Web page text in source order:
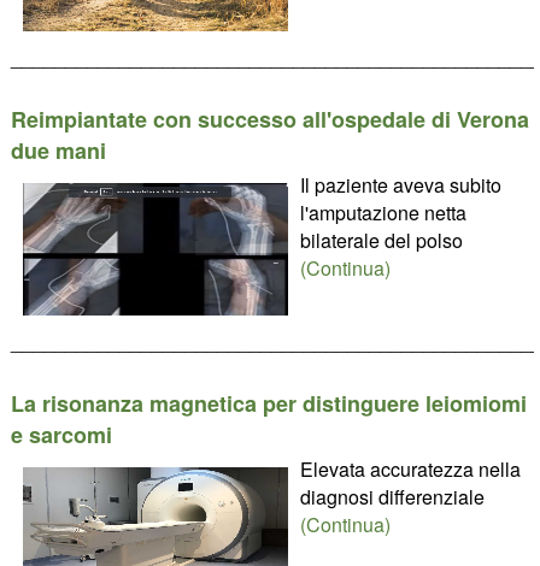
Reimpiantate con successo all'ospedale di Verona
due mani
Il paziente aveva subito
l'amputazione netta
bilaterale del polso
(Continua)
La risonanza magnetica per distinguere leiomiomi
e sarcomi
Elevata accuratezza nella
diagnosi differenziale
(Continua)